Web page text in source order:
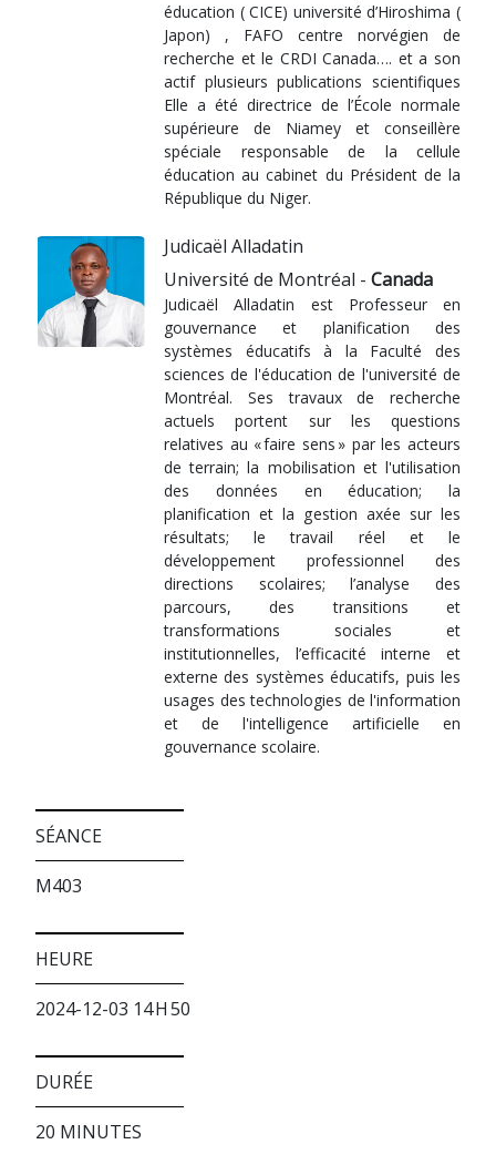
éducation ( CICE) université d’Hiroshima (
Japon) , FAFO centre norvégien de
recherche et le CRDI Canada…. et a son
actif plusieurs publications scientifiques
Elle a été directrice de l’École normale
supérieure de Niamey et conseillère
spéciale responsable de la cellule
éducation au cabinet du Président de la
République du Niger.
Judicaël Alladatin
Université de Montréal - Canada
Judicaël Alladatin est Professeur en
gouvernance et planification des
systèmes éducatifs à la Faculté des
sciences de l'éducation de l'université de
Montréal. Ses travaux de recherche
actuels portent sur les questions
relatives au « faire sens » par les acteurs
de terrain; la mobilisation et l'utilisation
des données en éducation; la
planification et la gestion axée sur les
résultats; le travail réel et le
développement professionnel des
directions scolaires; l’analyse des
parcours, des transitions et
transformations sociales et
institutionnelles, l’efficacité interne et
externe des systèmes éducatifs, puis les
usages des technologies de l'information
et de l'intelligence artificielle en
gouvernance scolaire.
SÉANCE
M403
HEURE
2024-12-03 14 H 50
DURÉE
20 MINUTES